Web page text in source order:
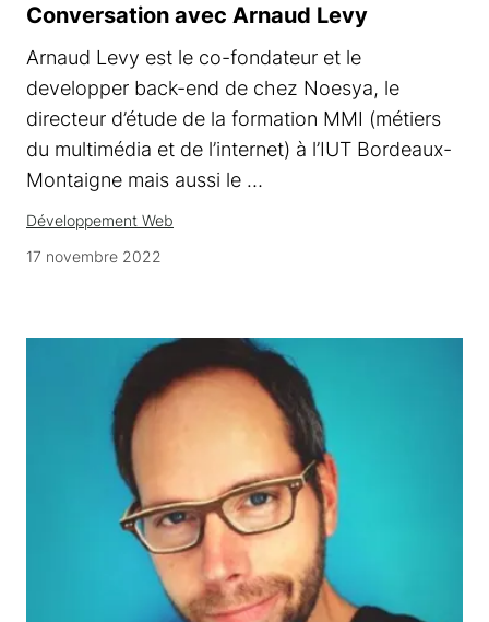
Conversation avec Arnaud Levy
Arnaud Levy est le co-fondateur et le
developper back-end de chez Noesya, le
directeur d’étude de la formation MMI (métiers
du multimédia et de l’internet) à l’IUT Bordeaux-
Montaigne mais aussi le …
Développement Web
17 novembre 2022